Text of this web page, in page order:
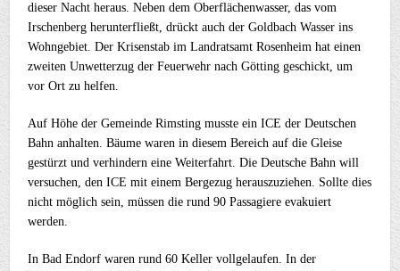
dieser Nacht heraus. Neben dem Oberflächenwasser, das vom
Irschenberg herunterfließt, drückt auch der Goldbach Wasser ins
Wohngebiet. Der Krisenstab im Landratsamt Rosenheim hat einen
zweiten Unwetterzug der Feuerwehr nach Götting geschickt, um
vor Ort zu helfen.
Auf Höhe der Gemeinde Rimsting musste ein ICE der Deutschen
Bahn anhalten. Bäume waren in diesem Bereich auf die Gleise
gestürzt und verhindern eine Weiterfahrt. Die Deutsche Bahn will
versuchen, den ICE mit einem Bergezug herauszuziehen. Sollte dies
nicht möglich sein, müssen die rund 90 Passagiere evakuiert
werden.
In Bad Endorf waren rund 60 Keller vollgelaufen. In der